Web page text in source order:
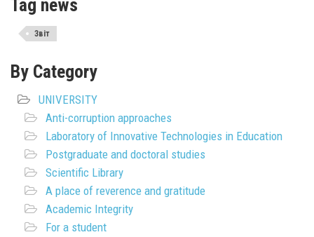
Tag news
Звіт
By Category
UNIVERSITY
Anti-corruption approaches
Laboratory of Innovative Technologies in Education
Postgraduate and doctoral studies
Scientific Library
A place of reverence and gratitude
Academic Integrity
For a student